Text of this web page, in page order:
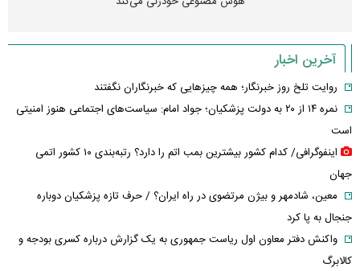
آخرین اخبار
روایت تلخ روز خبرنگار؛ همه چیزهایی که خبرنگاران نگفتند
نمره ۱۴ از ۲۰ به دولت پزشکیان؛ جواد امام: سیاست‌های اجتماعی هنوز امنیتی
است
اینفوگرافی/ کدام کشور بیشترین بمب اتم را دارد؟ رتبه‌بندی ۱۰ کشور اتمی
جهان
معین، شادمهر و بیژن مرتضوی در راه ایران؟ / حرف تازه پزشکیان دوباره
جنجال به پا کرد
واکنش دفتر معاون اول ریاست جمهوری به یک گزارش درباره کسری بودجه و
کالابرگ